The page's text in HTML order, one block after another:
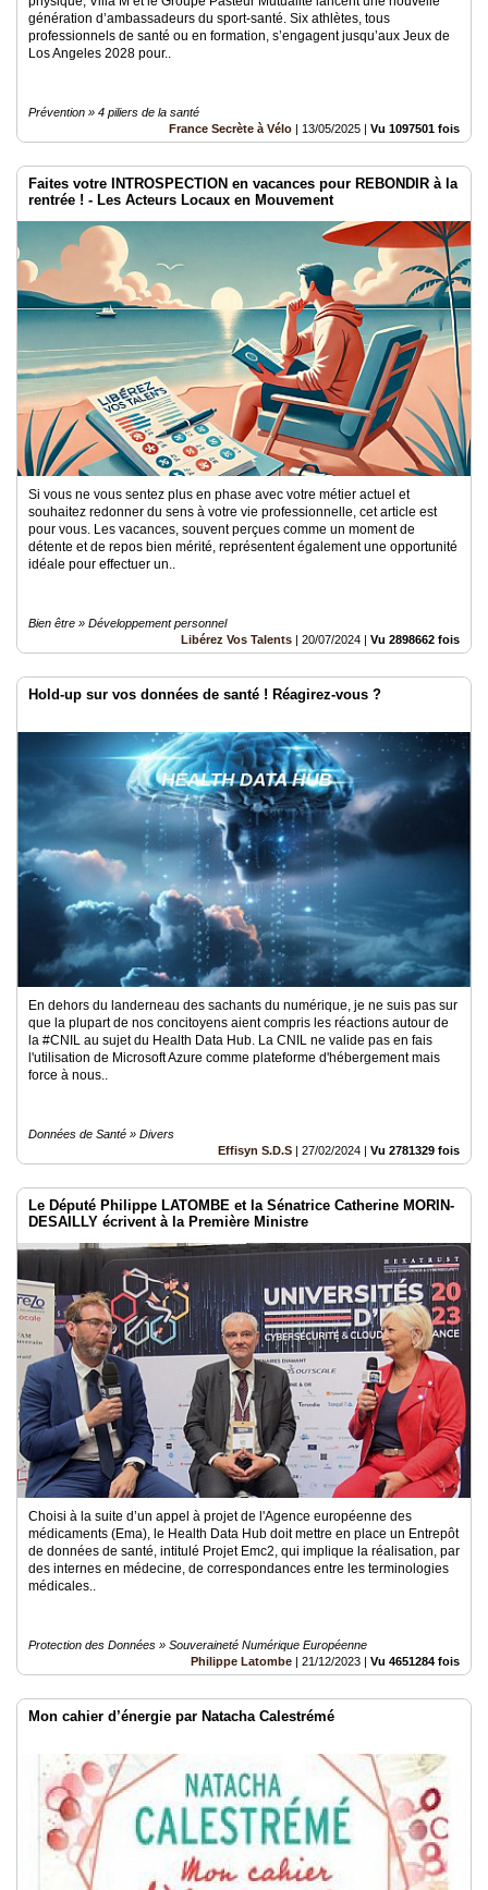
génération d’ambassadeurs du sport-santé. Six athlètes, tous
professionnels de santé ou en formation, s’engagent jusqu’aux Jeux de
Los Angeles 2028 pour..
Prévention » 4 piliers de la santé
France Secrète à Vélo | 13/05/2025 | Vu 1097501 fois
Faites votre INTROSPECTION en vacances pour REBONDIR à la
rentrée ! - Les Acteurs Locaux en Mouvement
Si vous ne vous sentez plus en phase avec votre métier actuel et
souhaitez redonner du sens à votre vie professionnelle, cet article est
pour vous. Les vacances, souvent perçues comme un moment de
détente et de repos bien mérité, représentent également une opportunité
idéale pour effectuer un..
Bien être » Développement personnel
Libérez Vos Talents | 20/07/2024 | Vu 2898662 fois
Hold-up sur vos données de santé ! Réagirez-vous ?
En dehors du landerneau des sachants du numérique, je ne suis pas sur
que la plupart de nos concitoyens aient compris les réactions autour de
la #CNIL au sujet du Health Data Hub. La CNIL ne valide pas en fais
l'utilisation de Microsoft Azure comme plateforme d'hébergement mais
force à nous..
Données de Santé » Divers
Effisyn S.D.S | 27/02/2024 | Vu 2781329 fois
Le Député Philippe LATOMBE et la Sénatrice Catherine MORIN-
DESAILLY écrivent à la Première Ministre
Choisi à la suite d’un appel à projet de l'Agence européenne des
médicaments (Ema), le Health Data Hub doit mettre en place un Entrepôt
de données de santé, intitulé Projet Emc2, qui implique la réalisation, par
des internes en médecine, de correspondances entre les terminologies
médicales..
Protection des Données » Souveraineté Numérique Européenne
Philippe Latombe | 21/12/2023 | Vu 4651284 fois
Mon cahier d’énergie par Natacha Calestrémé